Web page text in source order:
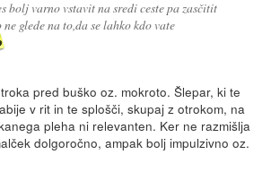
bolj varno vstavit na sredi ceste pa zasčitit
glede na to,da se lahko kdo vate
pred buško oz. mokroto. Šlepar, ki te
v rit in te splošči, skupaj z otrokom, na
pleha ni relevanten. Ker ne razmišlja
dolgoročno, ampak bolj impulzivno oz.